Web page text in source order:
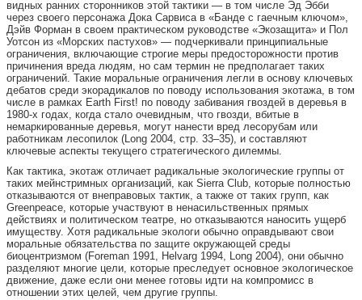
видных ранних сторонников этой тактики — в том числе Эд Эбби
через своего персонажа Дока Сарвиса в «Банде с гаечным ключом»,
Дэйв Форман в своем практическом руководстве «Экозащита» и Пол
Уотсон из «Морских пастухов» — подчеркивали принципиальные
ограничения, включающие строгие меры предосторожности против
причинения вреда людям, но сам термин не предполагает таких
ограничений. Такие моральные ограничения легли в основу ключевых
дебатов среди экорадикалов по поводу использования экотажа, в том
числе в рамках Earth First! по поводу забивания гвоздей в деревья в
1980-х годах, когда стало очевидным, что гвозди, вбитые в
немаркированные деревья, могут нанести вред лесорубам или
работникам лесопилок (Long 2004, стр. 33–35), и составляют
ключевые аспекты текущего стратегического дилеммы.
Как тактика, экотаж отличает радикальные экологические группы от
таких мейнстримных организаций, как Sierra Club, которые полностью
отказываются от внеправовых тактик, а также от таких групп, как
Greenpeace, которые участвуют в ненасильственных прямых
действиях и политическом театре, но отказываются наносить ущерб
имуществу. Хотя радикальные экологи обычно оправдывают свои
моральные обязательства по защите окружающей среды
биоцентризмом (Foreman 1991, Helvarg 1994, Long 2004), они обычно
разделяют многие цели, которые преследует основное экологическое
движение, даже если они менее готовы идти на компромисс в
отношении этих целей, чем другие группы.